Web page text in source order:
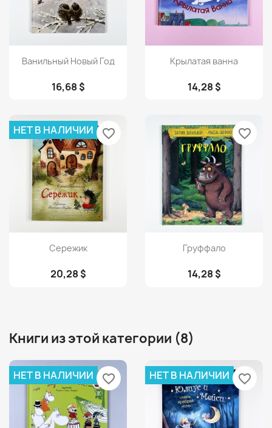
 Просмотр
Ванильный Новый Год
16,68 $
Просмотр
Крылатая ванна
14,28 $
Просмотр
Сережик
20,28 $
НЕТ В НАЛИЧИИ favorite_border
Просмотр
Груффало
14,28 $
favorite_border
Книги из этой категории (8)
НЕТ В НАЛИЧИИ favorite_border НЕТ В НАЛИЧИИ favorite_border